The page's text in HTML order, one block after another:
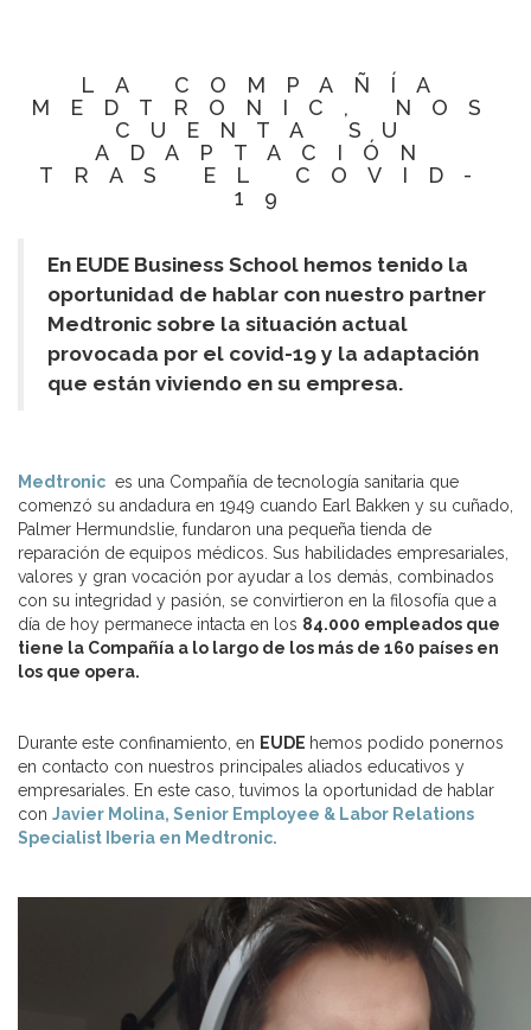
LA COMPAÑÍA
MEDTRONIC, NOS
CUENTA SU
ADAPTACIÓN
TRAS EL COVID-
19
En EUDE Business School hemos tenido la
oportunidad de hablar con nuestro partner
Medtronic sobre la situación actual
provocada por el covid-19 y la adaptación
que están viviendo en su empresa.
Medtronic es una Compañía de tecnología sanitaria que
comenzó su andadura en 1949 cuando Earl Bakken y su cuñado,
Palmer Hermundslie, fundaron una pequeña tienda de
reparación de equipos médicos. Sus habilidades empresariales,
valores y gran vocación por ayudar a los demás, combinados
con su integridad y pasión, se convirtieron en la filosofía que a
día de hoy permanece intacta en los 84.000 empleados que
tiene la Compañía a lo largo de los más de 160 países en
los que opera.
Durante este confinamiento, en EUDE hemos podido ponernos
en contacto con nuestros principales aliados educativos y
empresariales. En este caso, tuvimos la oportunidad de hablar
con Javier Molina, Senior Employee & Labor Relations
Specialist Iberia en Medtronic.